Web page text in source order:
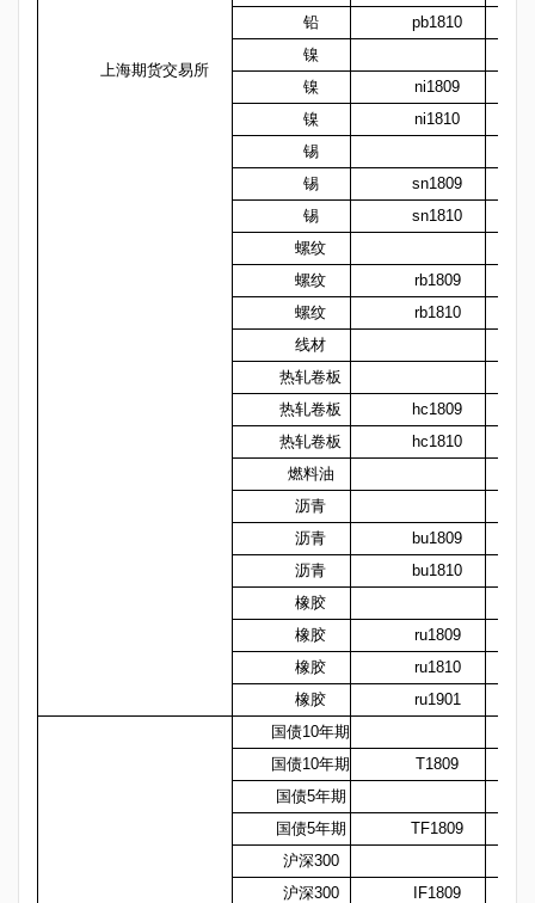
上海期货交易所
铅
pb1810
镍
镍
ni1809
镍
ni1810
锡
锡
sn1809
锡
sn1810
螺纹
螺纹
rb1809
螺纹
rb1810
线材
热轧卷板
热轧卷板
hc1809
热轧卷板
hc1810
燃料油
沥青
沥青
bu1809
沥青
bu1810
橡胶
橡胶
ru1809
橡胶
ru1810
橡胶
ru1901
国债10年期
国债10年期
T1809
国债5年期
国债5年期
TF1809
沪深300
沪深300
IF1809